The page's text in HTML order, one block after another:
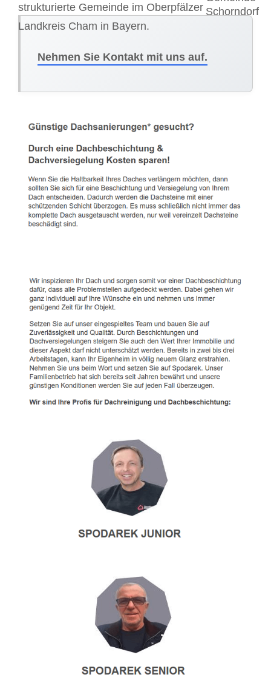
strukturierte Gemeinde im Oberpfälzer
Landkreis Cham in Bayern.
Nehmen Sie Kontakt mit uns auf.